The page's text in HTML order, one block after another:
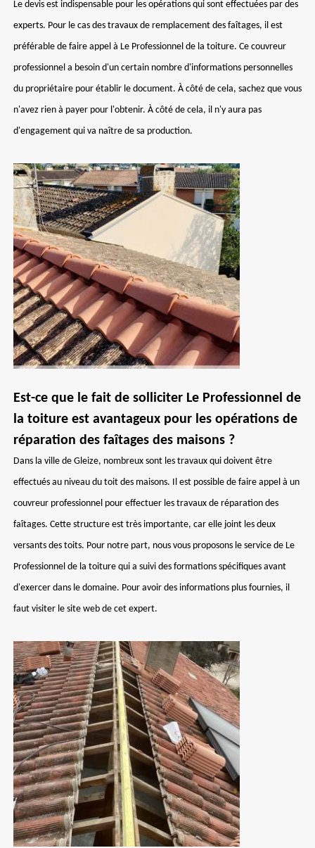
Le devis est indispensable pour les opérations qui sont effectuées par des
experts. Pour le cas des travaux de remplacement des faîtages, il est
préférable de faire appel à Le Professionnel de la toiture. Ce couvreur
professionnel a besoin d'un certain nombre d'informations personnelles
du propriétaire pour établir le document. À côté de cela, sachez que vous
n'avez rien à payer pour l'obtenir. À côté de cela, il n'y aura pas
d'engagement qui va naître de sa production.
Est-ce que le fait de solliciter Le Professionnel de
la toiture est avantageux pour les opérations de
réparation des faîtages des maisons ?
Dans la ville de Gleize, nombreux sont les travaux qui doivent être
effectués au niveau du toit des maisons. Il est possible de faire appel à un
couvreur professionnel pour effectuer les travaux de réparation des
faîtages. Cette structure est très importante, car elle joint les deux
versants des toits. Pour notre part, nous vous proposons le service de Le
Professionnel de la toiture qui a suivi des formations spécifiques avant
d'exercer dans le domaine. Pour avoir des informations plus fournies, il
faut visiter le site web de cet expert.